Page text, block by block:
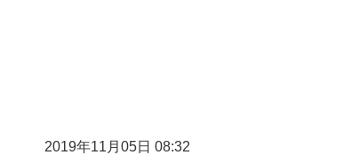
2019年11月05日 08:32